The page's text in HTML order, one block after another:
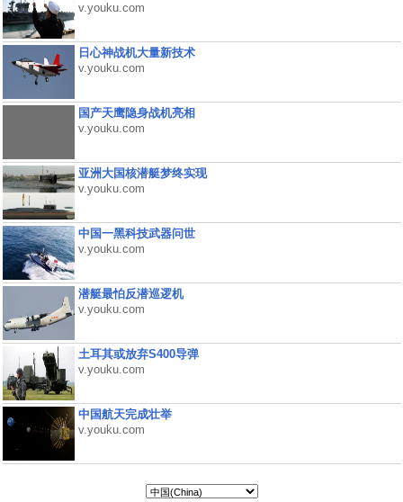
v.youku.com
日心神战机大量新技术
v.youku.com
国产天鹰隐身战机亮相
v.youku.com
亚洲大国核潜艇梦终实现
v.youku.com
中国一黑科技武器问世
v.youku.com
潜艇最怕反潜巡逻机
v.youku.com
土耳其或放弃S400导弹
v.youku.com
中国航天完成壮举
v.youku.com